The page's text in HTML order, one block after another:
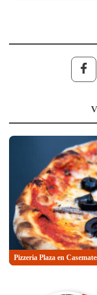
Pizzeria Plaza en